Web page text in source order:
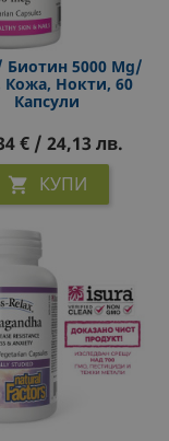
Биотин 5000 Μg/
Кожа, Нокти, 60
Капсули
€ / 24,13 лв.
 КУПИ